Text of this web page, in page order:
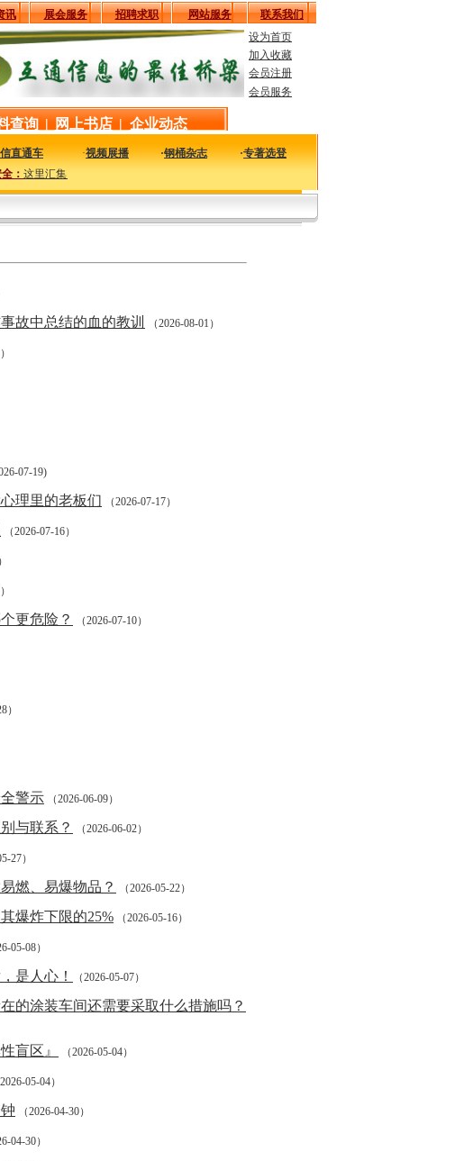
讯 展会服务 招聘求职 网站服务
联系我们
设为首页
加入收藏
会员注册
会员服务
查询 | 网上书店 | 企业动态
直通车 ·视频展播 ·钢桶杂志 ·专著选登
这里汇集了行业相关企业、科研单位、个人的生产安全经典文章，是您获得安全生产知识和经验
故中总结的血的教训 （2026-08-01）
07-19)
理里的老板们 （2026-07-17）
（2026-07-16）
更危险？ （2026-07-10）
）
警示 （2026-06-09）
与联系？ （2026-06-02）
27）
燃、易爆物品？ （2026-05-22）
爆炸下限的25% （2026-05-16）
05-08）
是人心！ （2026-05-07）
的涂装车间还需要采取什么措施吗？
盲区』 （2026-05-04）
05-04）
（2026-04-30）
04-30）